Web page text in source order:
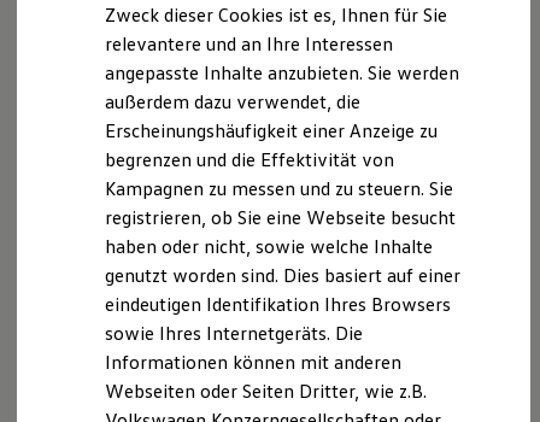
Kaufoptionen
E-Auto-Förderung
Software und Konnektivität
Die ID. Software 6
ID. Software Versionen und Updates
Digitale Extras
Schnittstellen zu Ihrem ID.
Hybridautos
Marke und Erlebnis
Volkswagen R und R Experience
R-Modelle
R Experience
Driving Experience
Volkswagen entdecken
Werkbesichtigung
Lifestyle Shop
T-Roc Kollektion
Golf Kollektion
finden Sie unter
https://consumer-
redress.ec.europa.eu/index_deUnsere
Email-Adresse lautet:a.h@vw-gungl.de
Hinweis gemäß § 36
Verbraucherstreitbeilegungsgesetz (VSBG): Wir sind
zur Teilnahme an einem Streitbeilegungsverfahren
vor einer Verbraucherschlichtungsstelle weder bereit
noch dazu verpflichtet.
Anbieterinformationen:
Autohaus Gungl GmbH & Co. KG, Sitz: Böhmenkirch
Registergericht: Amtsgericht Ulm, HRA 725365
Anschrift: Im Hart 29, 89558 Böhmenkirch,
Zweck dieser Cookies ist es, Ihnen für Sie
relevantere und an Ihre Interessen
angepasste Inhalte anzubieten. Sie werden
außerdem dazu verwendet, die
Erscheinungshäufigkeit einer Anzeige zu
begrenzen und die Effektivität von
Kampagnen zu messen und zu steuern. Sie
registrieren, ob Sie eine Webseite besucht
haben oder nicht, sowie welche Inhalte
genutzt worden sind. Dies basiert auf einer
eindeutigen Identifikation Ihres Browsers
sowie Ihres Internetgeräts. Die
Informationen können mit anderen
Webseiten oder Seiten Dritter, wie z.B.